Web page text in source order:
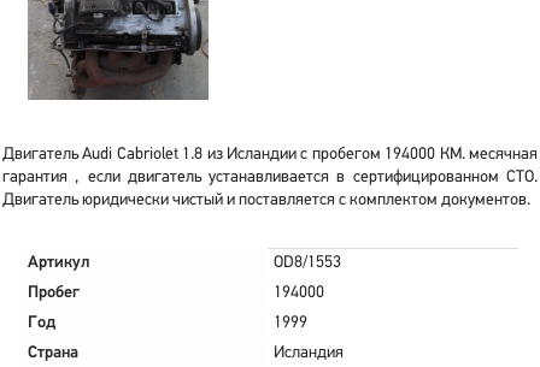
Двигатель Audi Cabriolet 1.8 из Исландии с пробегом 194000 КМ. месячная
гарантия , если двигатель устанавливается в сертифицированном СТО.
Двигатель юридически чистый и поставляется с комплектом документов.
Артикул
OD8/1553
Пробег
194000
Год
1999
Страна
Исландия